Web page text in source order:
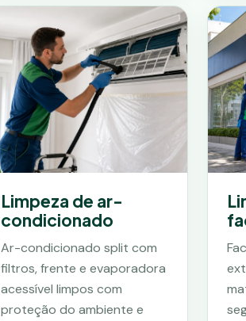
Limpeza de ar-
condicionado
Ar-condicionado split com
filtros, frente e evaporadora
acessível limpos com
proteção do ambiente e